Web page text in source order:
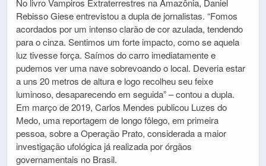
No livro Vampiros Extraterrestres na Amazônia, Daniel
Rebisso Giese entrevistou a dupla de jornalistas. “Fomos
acordados por um intenso clarão de cor azulada, tendendo
para o cinza. Sentimos um forte impacto, como se aquela
luz tivesse força. Saímos do carro imediatamente e
pudemos ver uma nave sobrevoando o local. Deveria estar
a uns 20 metros de altura e logo recolheu seu feixe
luminoso, desaparecendo em seguida” – contou a dupla.
Em março de 2019, Carlos Mendes publicou Luzes do
Medo, uma reportagem de longo fôlego, em primeira
pessoa, sobre a Operação Prato, considerada a maior
investigação ufológica já realizada por órgãos
governamentais no Brasil.